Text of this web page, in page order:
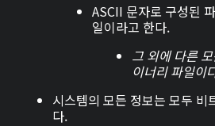
ASCII 문자로 구성된
일이라고 한다.
그 외에 다른
이너리 파일이
시스템의 모든 정보는 모두 비
다.